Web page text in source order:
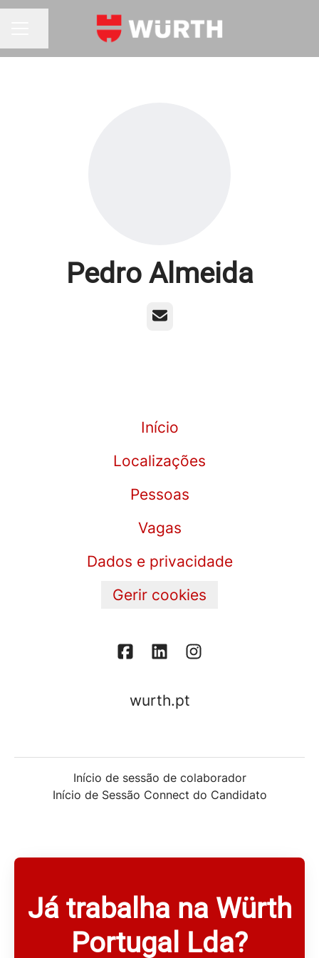
MENU DE CARREIRAS
Partilhar página
Pedro Almeida
E-mail
Início
Localizações
Pessoas
Vagas
Dados e privacidade
Gerir cookies
wurth.pt
Início de sessão de colaborador
Início de Sessão Connect do Candidato
Já trabalha na Würth
Portugal Lda?